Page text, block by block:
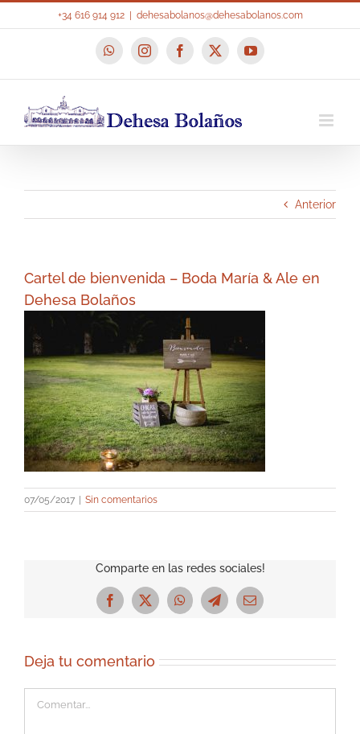
+34 616 914 912 dehesabolanos@dehesabolanos.com
WhatsAppInstagramFacebook
X YouTube
Anterior
Cartel de bienvenida – Boda María & Ale en
Dehesa Bolaños
07/05/2017 Sin comentarios
Comparte en las redes sociales!
Facebook
X WhatsAppTelegramCorreo
Deja tu comentario